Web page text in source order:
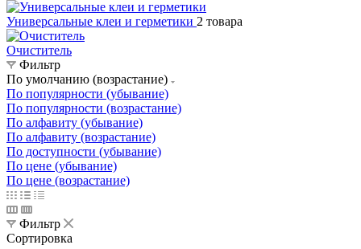
Универсальные клеи и герметики 2 товара
Очиститель
Фильтр
По умолчанию (возрастание)
По популярности (убывание)
По популярности (возрастание)
По алфавиту (убывание)
По алфавиту (возрастание)
По доступности (убывание)
По цене (убывание)
По цене (возрастание)
Фильтр
Сортировка